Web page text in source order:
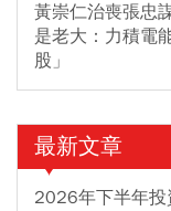
黃崇仁治喪張忠
是老大：力積電
股」
最新文章
2026年下半年投